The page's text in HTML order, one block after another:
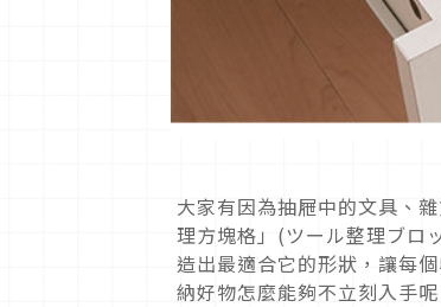
大家有因為抽屜中的文具、
理方塊格」(ツール整理ブロ
造出最適合它的形狀，讓每
納好物怎麼能夠不立刻入手呢